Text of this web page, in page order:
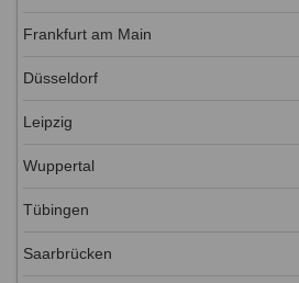
Frankfurt am Main
Düsseldorf
Leipzig
Wuppertal
Tübingen
Saarbrücken